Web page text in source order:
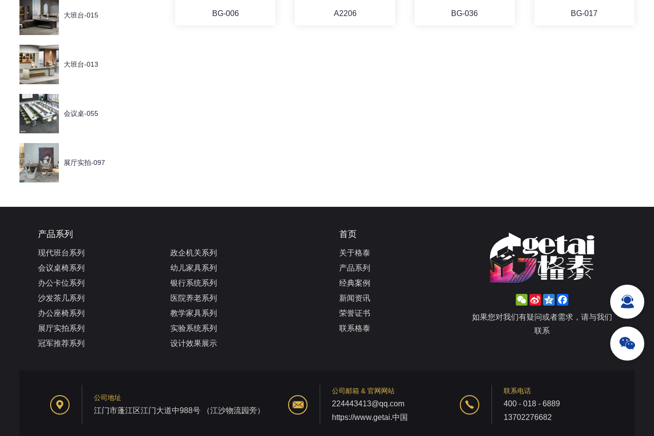
大班台-015
大班台-013
会议桌-055
展厅实拍-097
BG-006 A2206 BG-036 BG-017
产品系列
现代班台系列
会议桌椅系列
办公卡位系列
沙发茶几系列
办公座椅系列
展厅实拍系列
冠军推荐系列
政企机关系列
幼儿家具系列
银行系统系列
医院养老系列
教学家具系列
实验系统系列
设计效果展示
首页
关于格泰
产品系列
经典案例
新闻资讯
荣誉证书
联系格泰
WeChat
Sina
Weibo
Qzone
如果您对我们有疑问或者需求，请与我们
联系
公司地址
江门市蓬江区江门大道中988号 （江沙物流园旁）
公司邮箱 & 官网网站
224443413@qq.com
https://www.getai.中国
联系电话
400 - 018 - 6889
13702276682